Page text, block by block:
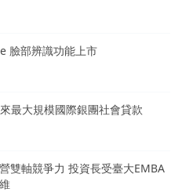
臉部辨識功能上市
最大規模國際銀團社會貸款
雙軸競爭力 投資長受臺大EMBA